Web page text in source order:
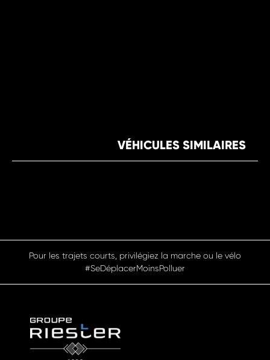
VÉHICULES SIMILAIRES
Pour les trajets courts, privilégiez la marche ou le vélo
#SeDéplacerMoinsPolluer